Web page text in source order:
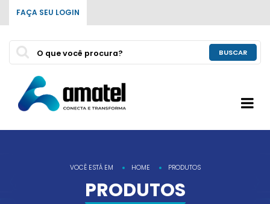
FAÇA SEU LOGIN
BUSCAR
VOCÊ ESTÁ EM HOME PRODUTOS
PRODUTOS